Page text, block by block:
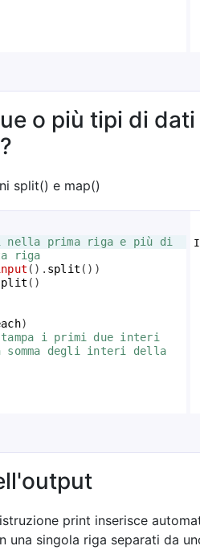
o più tipi di
split() e map()
prima riga e più di
riga
( ) . split ( ))
( )
)
i primi due interi
degli interi della
print inserisce
una singola riga separati da